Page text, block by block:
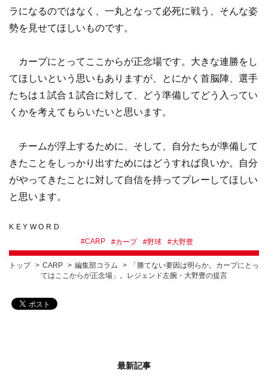
ラになるのではなく、一丸となって必死に戦う、そんな姿
勢を見せてほしいものです。
カープにとってここからが正念場です。大きな連勝をし
てほしいという思いもありますが、とにかく首脳陣、選手
たちは１試合１試合に対して、どう準備してどう入ってい
くかを考えてもらいたいと思います。
チームが浮上するために、そして、自分たちが準備して
きたことをしっかり出すためにはどうすれば良いか。自分
がやってきたことに対して自信を持ってプレーしてほしい
と思います。
KEYWORD
#CARP #カープ #野球 #大野豊
トップ CARP 編集部コラム
「勝てない要因は明らか。カープにとっ
てはここからが正念場」。レジェンド左腕・大野豊の提言
最新記事